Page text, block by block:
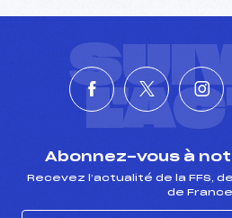
Abonnez-vous à
Recevez l’actualité de la FFS,
de